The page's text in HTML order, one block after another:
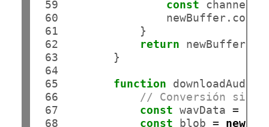
59
60
61
62
63
64
65
66
67
68
const
            }
return newBuffer;
        }
function
// Conversión
const wavData =
const blob = new